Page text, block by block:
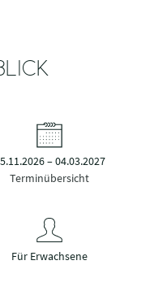
– 04.03.2027
Terminübersicht
Für Erwachsene